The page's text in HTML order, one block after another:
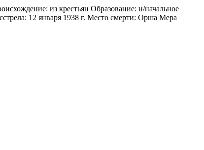
из крестьян Образование: н/начальное
12 января 1938 г. Место смерти: Орша Мера